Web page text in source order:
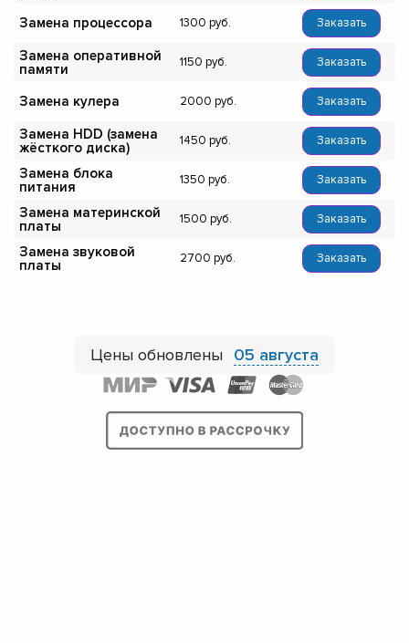
Замена процессора 1300 Заказать
Замена оперативной
памяти
1150 Заказать
Замена кулера 2000 Заказать
Замена HDD (замена
жёсткого диска)
1450 Заказать
Замена блока
питания
1350 Заказать
Замена материнской
платы
1500 Заказать
Замена звуковой
платы
2700 Заказать
Цены обновлены 05 августа